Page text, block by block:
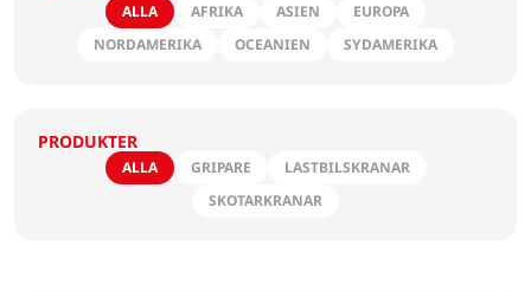
ALLA AFRIKA ASIEN
EUROPA
NORDAMERIKA
OCEANIEN SYDAMERIKA
PRODUKTER
ALLA GRIPARE
LASTBILSKRANAR
SKOTARKRANAR